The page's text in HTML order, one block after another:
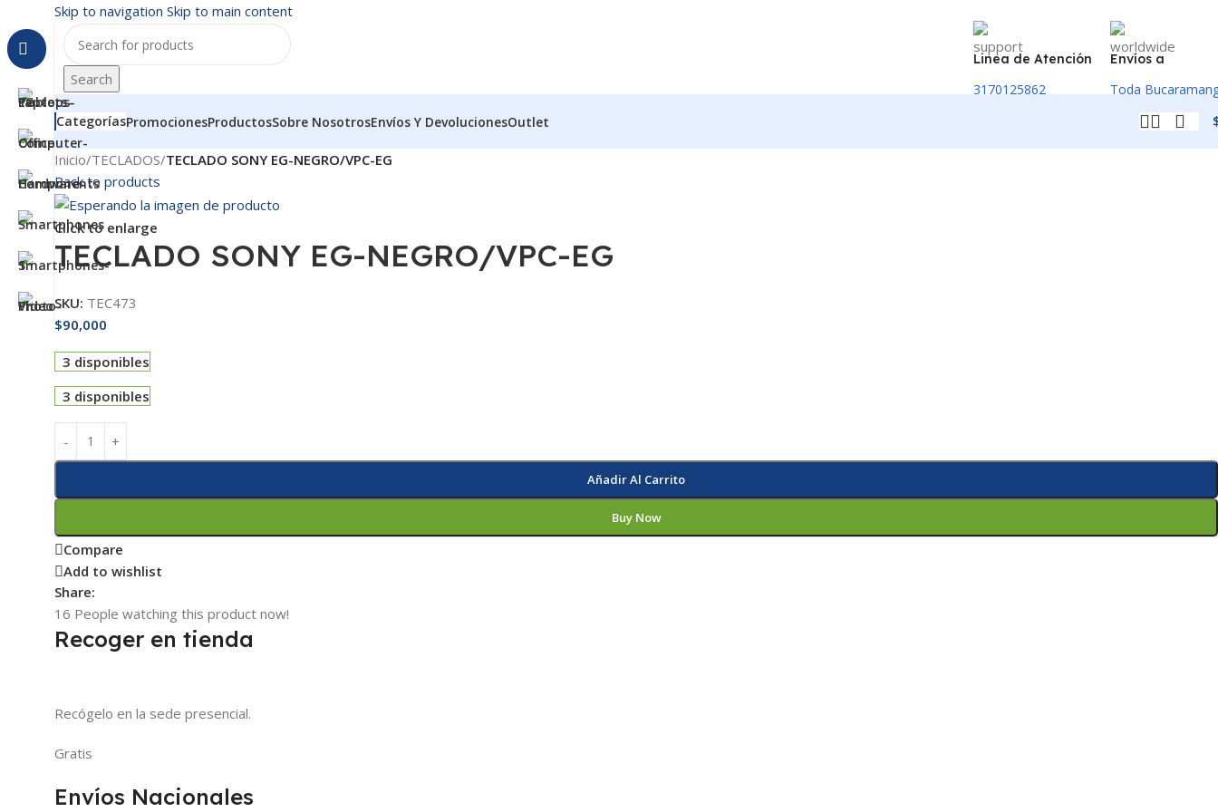
Skip to navigation Skip to main content
Search
Linea de Atención
3170125862
Envíos a
Toda
CategoríasPromocionesProductosSobre NosotrosEnvíos Y DevolucionesOutlet
Inicio/TECLADOS/TECLADO SONY EG-NEGRO/VPC-EG
Back to products
Click to enlarge
TECLADO SONY EG-NEGRO/VPC-EG
SKU: TEC473
$90,000
3 disponibles
3 disponibles
Añadir Al Carrito
Buy Now
Compare
Add to wishlist
Share:
16 People watching this product now!
Recoger en tienda
Recógelo en la sede presencial.
Gratis
Envíos Nacionales